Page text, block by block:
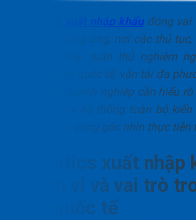
Logistics xuất nhập khẩuđóng vai
trị chuỗi cung ứng, nơi các thủ
quốc tế phải tuân thủ nghiêm
thương mại quốc tế, vận tải đa
hải quan, doanh nghiệp cần hiểu
Bài viết này hệ thống toàn bộ
rành mạch, cùng góc nhìn thực tiễn
Logistics xuất nhập
Phạm vi và vai trò
ứng quốc tế